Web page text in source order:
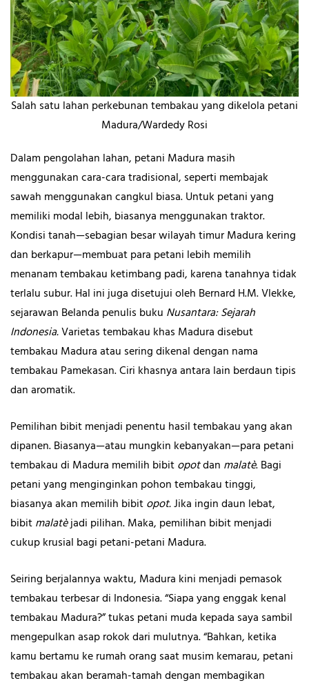
Salah satu lahan perkebunan tembakau yang dikelola petani
Madura/Wardedy Rosi
Dalam pengolahan lahan, petani Madura masih
menggunakan cara-cara tradisional, seperti membajak
sawah menggunakan cangkul biasa. Untuk petani yang
memiliki modal lebih, biasanya menggunakan traktor.
Kondisi tanah—sebagian besar wilayah timur Madura kering
dan berkapur—membuat para petani lebih memilih
menanam tembakau ketimbang padi, karena tanahnya tidak
terlalu subur. Hal ini juga disetujui oleh Bernard H.M. Vlekke,
sejarawan Belanda penulis buku Nusantara: Sejarah
Indonesia.Varietas tembakau khas Madura disebut
tembakau Madura atau sering dikenal dengan nama
tembakau Pamekasan. Ciri khasnya antara lain berdaun tipis
dan aromatik.
Pemilihan bibit menjadi penentu hasil tembakau yang akan
dipanen. Biasanya—atau mungkin kebanyakan—para petani
tembakau di Madura memilih bibitopotdan malatè. Bagi
petani yang menginginkan pohon tembakau tinggi,
biasanya akan memilih bibitopot.Jika ingin daun lebat,
bibitmalatèjadi pilihan. Maka, pemilihan bibit menjadi
cukup krusial bagi petani-petani Madura.
Seiring berjalannya waktu, Madura kini menjadi pemasok
tembakau terbesar di Indonesia. “Siapa yang enggak kenal
tembakau Madura?” tukas petani muda kepada saya sambil
mengepulkan asap rokok dari mulutnya. “Bahkan, ketika
kamu bertamu ke rumah orang saat musim kemarau, petani
tembakau akan beramah-tamah dengan membagikan